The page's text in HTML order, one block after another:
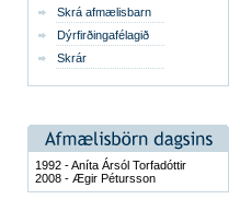
Skrá afmælisbarn
Dýrfirðingafélagið
Skrár
1992 - Aníta Ársól Torfadóttir
2008 - Ægir Pétursson